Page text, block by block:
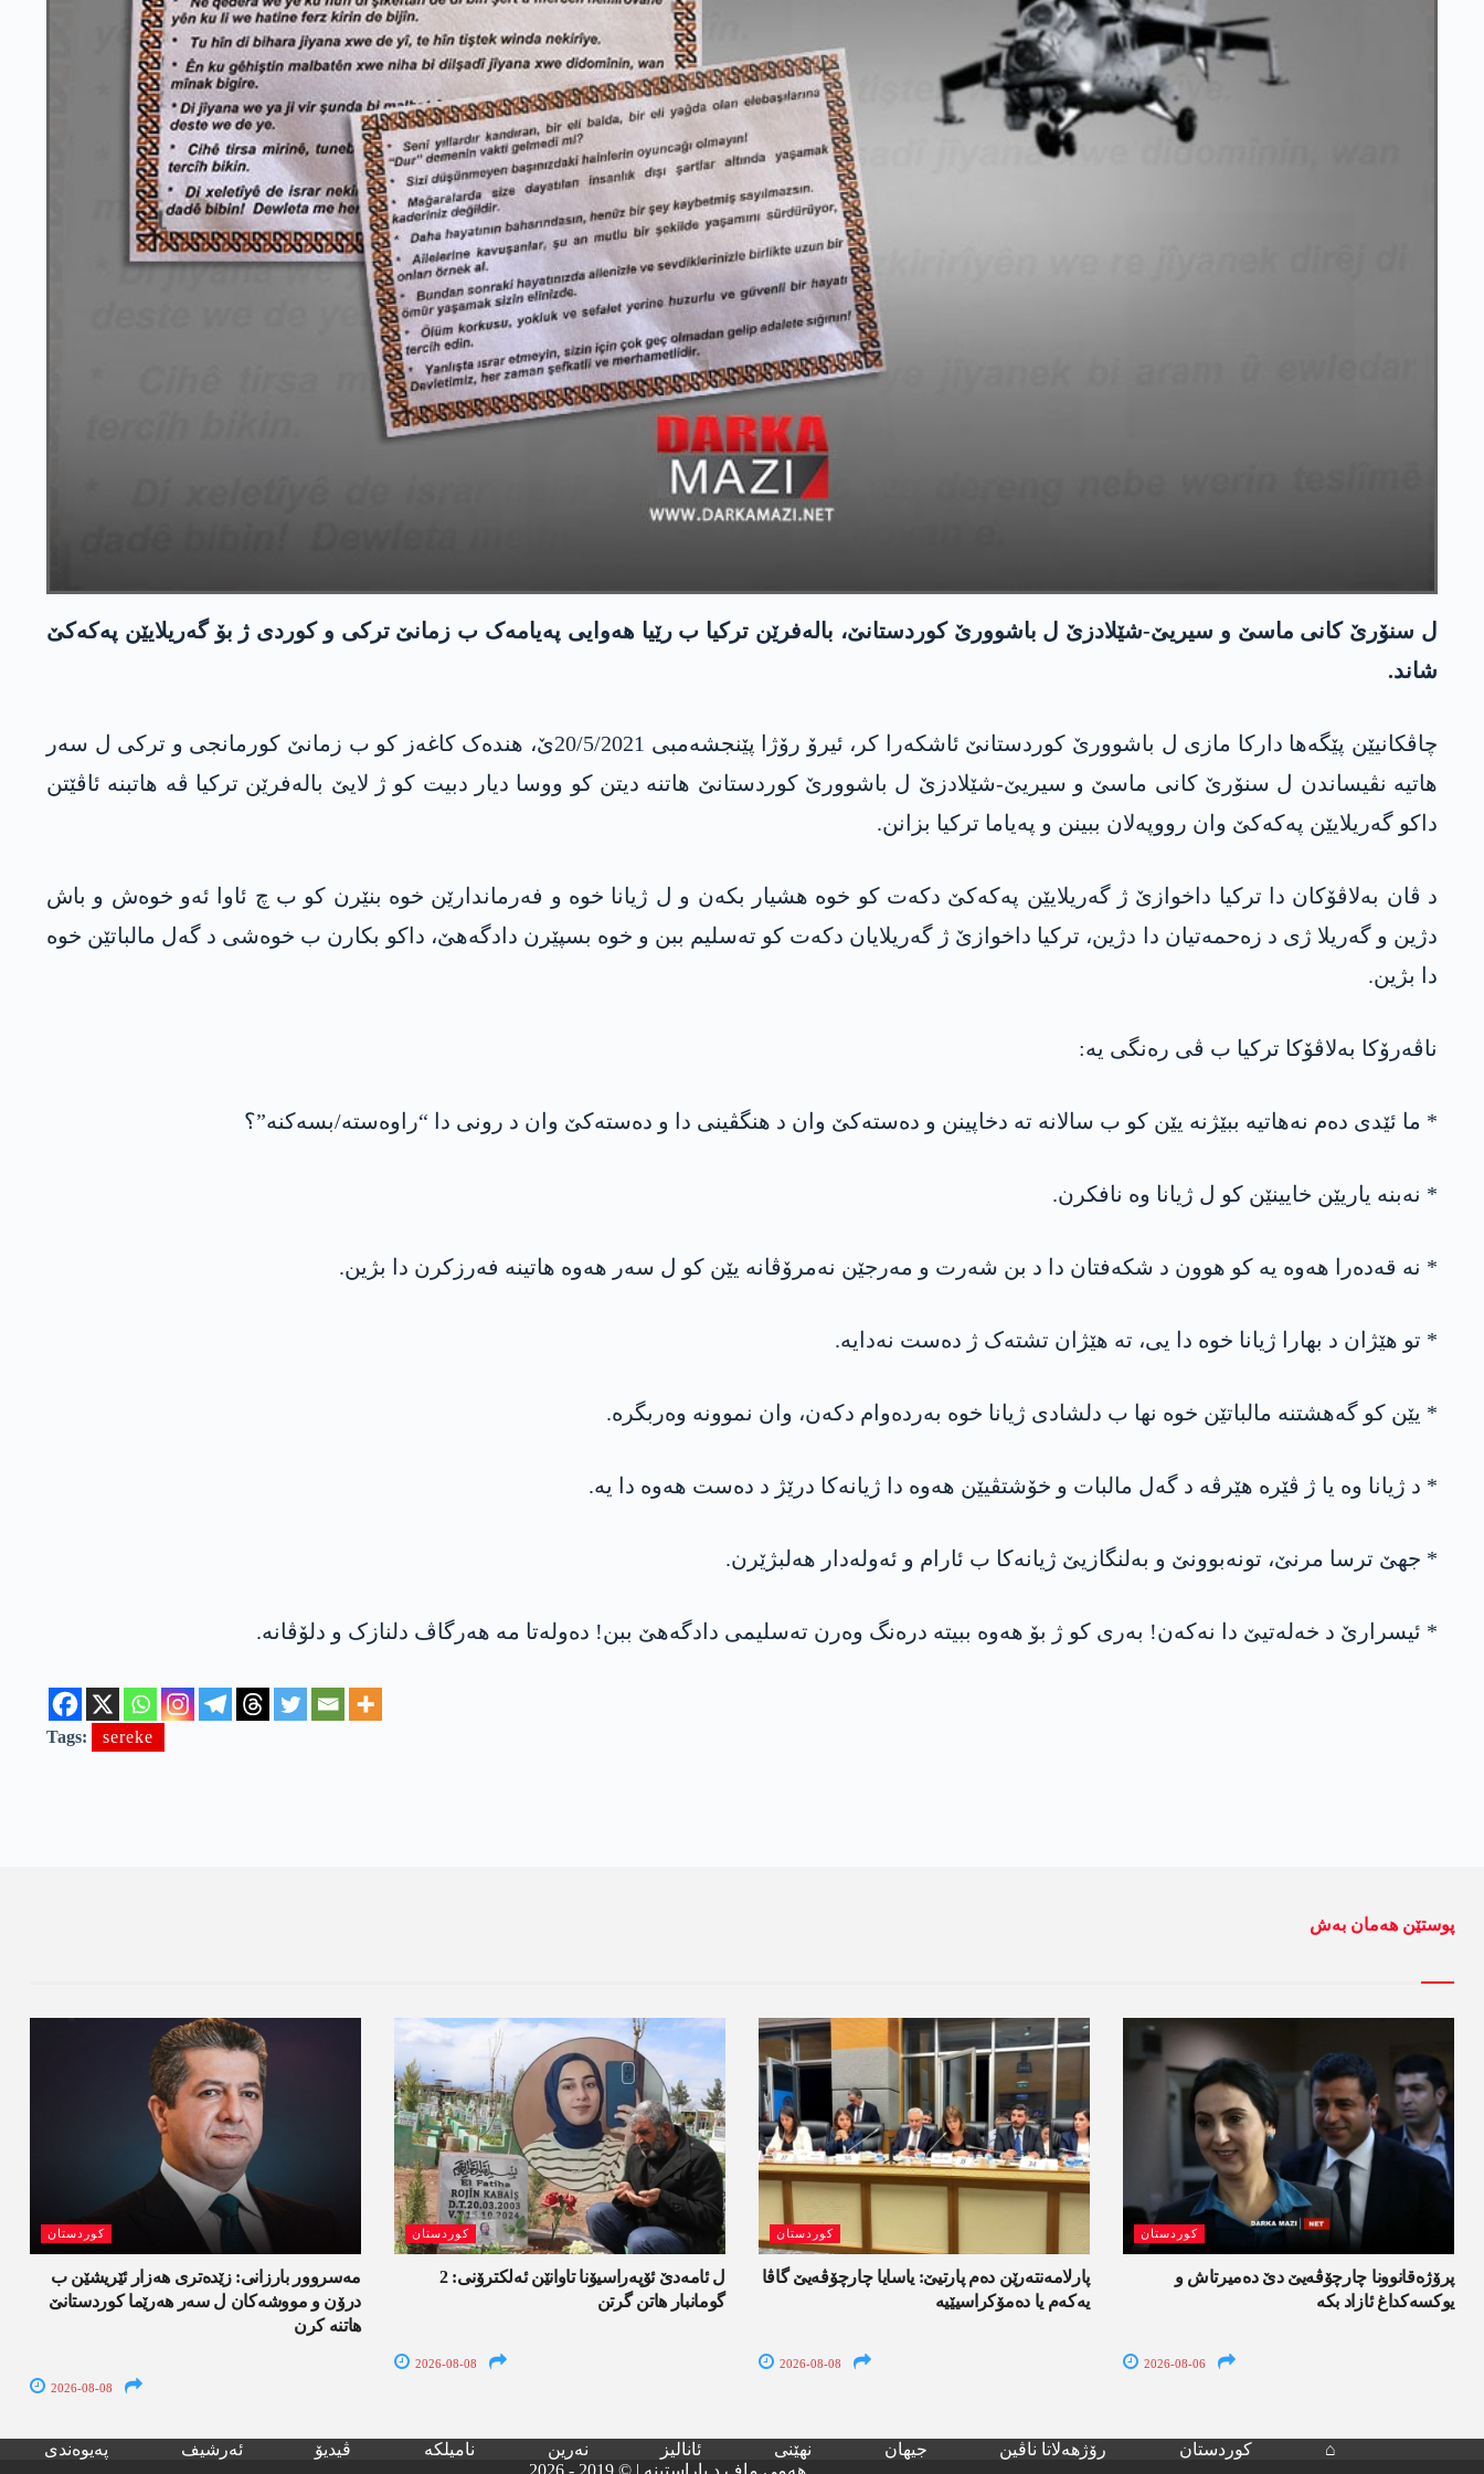
ل سنۆرێ کانی ماسێ و سیریێ-شێلادزێ ل باشوورێ کوردستانێ، بالەفرێن ترکیا ب رێیا هەوایی پەیامەک ب زمانێ ترکی و کوردی ژ بۆ گەریلایێن پەکەکێ
شاند.
چاڤکانیێن پێگەها دارکا مازی ل باشوورێ کوردستانێ ئاشکەرا کر، ئیرۆ رۆژا پێنجشەمبی 20/5/2021ێ، هندەک کاغەز کو ب زمانێ کورمانجی و ترکی ل سەر
هاتیە نڤیساندن ل سنۆرێ کانی ماسێ و سیریێ-شێلادزێ ل باشوورێ کوردستانێ هاتنە دیتن کو ووسا دیار دبیت کو ژ لایێ بالەفرێن ترکیا ڤە هاتبنە ئاڤێتن
داکو گەریلایێن پەکەکێ وان رووپەلان ببینن و پەیاما ترکیا بزانن.
د ڤان بەلاڤۆکان دا ترکیا داخوازێ ژ گەریلایێن پەکەکێ دکەت کو خوە هشیار بکەن و ل ژیانا خوە و فەرماندارێن خوە بنێرن کو ب چ ئاوا ئەو خوەش و باش
دژین و گەریلا ژی د زەحمەتیان دا دژین، ترکیا داخوازێ ژ گەریلایان دکەت کو تەسلیم ببن و خوە بسپێرن دادگەهێ، داکو بکارن ب خوەشی د گەل مالباتێن خوە
دا بژین.
ناڤەرۆکا بەلاڤۆکا ترکیا ب ڤی رەنگی یە:
* ما ئێدی دەم نەهاتیە ببێژنە یێن کو ب سالانە تە دخاپینن و دەستەکێ وان د هنگڤینی دا و دەستەکێ وان د رونی دا “راوەستە/بسەکنە”؟
* نەبنە یاریێن خایینێن کو ل ژیانا وە نافکرن.
* نە قەدەرا هەوە یە کو هوون د شکەفتان دا د بن شەرت و مەرجێن نەمرۆڤانە یێن کو ل سەر هەوە هاتینە فەرزکرن دا بژین.
* تو هێژان د بهارا ژیانا خوە دا یی، تە هێژان تشتەک ژ دەست نەدایە.
* یێن کو گەهشتنە مالباتێن خوە نها ب دلشادی ژیانا خوە بەردەوام دکەن، وان نموونە وەربگرە.
* د ژیانا وە یا ژ ڤێرە هێرڤە د گەل مالبات و خۆشتڤیێن هەوە دا ژیانەکا درێژ د دەست هەوە دا یە.
* جهێ ترسا مرنێ، تونەبوونێ و بەلنگازیێ ژیانەکا ب ئارام و ئەولەدار هەلبژێرن.
* ئیسرارێ د خەلەتیێ دا نەکەن! بەری کو ژ بۆ هەوە ببیتە درەنگ وەرن تەسلیمی دادگەهێ ببن! دەولەتا مە هەرگاڤ دلنازک و دلۆڤانە.
Tags: sereke
پوستێن ھەمان بەش
کوردستان
مەسروور بارزانی: زێدەتری ھەزار ئێریشێن ب
درۆن و مووشەکان ل سەر ھەرێما کوردستانێ
ھاتنە کرن
2026-08-08
کوردستان
ل ئامەدێ ئۆپەراسیۆنا تاوانێن ئەلکترۆنی: 2
گومانبار ھاتن گرتن
2026-08-08
کوردستان
پارلامەنتەرێن دەم پارتیێ: یاسایا چارچۆڤەیێ گاڤا
یەکەم یا دەمۆکراسیێیە
2026-08-08
کوردستان
پرۆژەقانوونا چارچۆڤەیێ دێ دەمیرتاش و
یوکسەکداغ ئازاد بکە
2026-08-06
پەیوەندی ئەرشیف ڤیدیۆ نامیلکە نەرین ئانالیز نھێنی جیھان رۆژھەلاتا ناڤین کوردستان
⌂